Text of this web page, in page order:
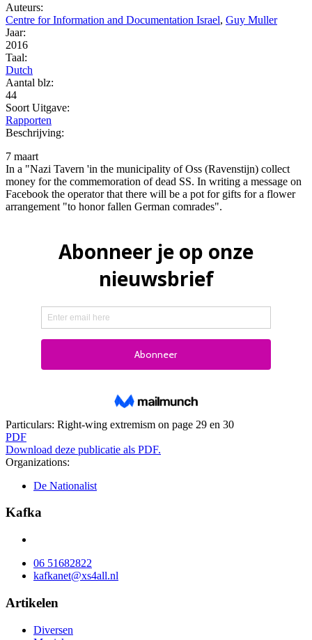
Auteurs:
Centre for Information and Documentation Israel, Guy Muller
Jaar:
2016
Taal:
Dutch
Aantal blz:
44
Soort Uitgave:
Rapporten
Beschrijving:
7 maart
In a "Nazi Tavern 'in the municipality of Oss (Ravenstijn) collect
money for the commemoration of dead SS. In writing a message on
Facebook the operator that there will be a pot for gifts for a flower
arrangement "to honor fallen German comrades".
Particulars: Right-wing extremism on page 29 en 30
PDF
Download deze publicatie als PDF.
Organizations:
De Nationalist
Kafka
06 51682822
kafkanet@xs4all.nl
Artikelen
Diversen